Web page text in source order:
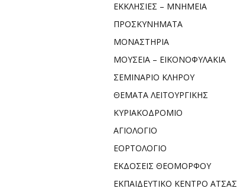
ΕΚΚΛΗΣΙΕΣ – ΜΝΗΜΕΙΑ
ΠΡΟΣΚΥΝΗΜΑΤΑ
ΜΟΝΑΣΤΗΡΙΑ
ΜΟΥΣΕΙΑ – ΕΙΚΟΝΟΦΥΛΑΚΙΑ
ΣΕΜΙΝΑΡΙΟ ΚΛΗΡΟΥ
ΘΕΜΑΤΑ ΛΕΙΤΟΥΡΓΙΚΗΣ
ΚΥΡΙΑΚΟΔΡΟΜΙΟ
ΑΓΙΟΛΟΓΙΟ
ΕΟΡΤΟΛΟΓΙΟ
ΕΚΔΟΣΕΙΣ ΘΕΟΜΟΡΦΟΥ
ΕΚΠΑΙΔΕΥΤΙΚΟ ΚΕΝΤΡΟ ΑΤΣΑΣ